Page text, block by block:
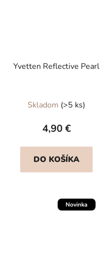
Yvetten Reflective Pearl
Skladom (>5 ks)
4,90 €
DO KOŠÍKA
Novinka